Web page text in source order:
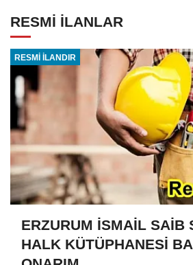
RESMİ İLANLAR
RESMİ İLANDIR
ERZURUM İSMAİL SAİB
HALK KÜTÜPHANESİ